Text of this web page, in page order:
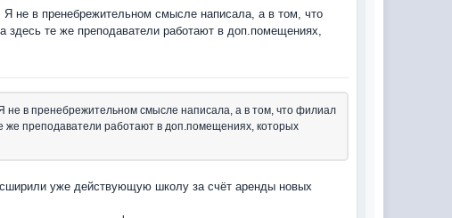
Я не в пренебрежительном смысле написала, а в том, что
здесь те же преподаватели работают в доп.помещениях,
не в пренебрежительном смысле написала, а в том, что филиал
же преподаватели работают в доп.помещениях, которых
уже действующую школу за счёт аренды новых